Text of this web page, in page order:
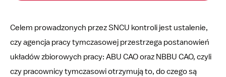
Celem prowadzonych przez SNCU kontroli jest ustalenie,
czy agencja pracy tymczasowej przestrzega postanowień
układów zbiorowych pracy: ABU CAO oraz NBBU CAO, czyli
czy pracownicy tymczasowi otrzymują to, do czego są